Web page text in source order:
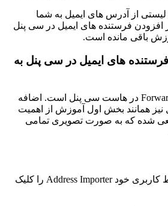
لیستی از آدرس های ایمیل به شما
افزودن فرستنده های ایمیل در سی پنل
باقی مانده است.
های ایمیل در سی پنل به
بخش دوم مربوط به Forwarders در هاست سی پنل است. اضافه
نیز همانند بخش اول آموزش از اهمیت
شده که به صورت تصویری تمامی
مطابق بخش اول از محیط کاربری خود Address Importer را کلیک